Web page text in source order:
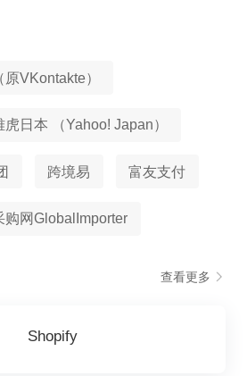
原VKontakte）
虎日本 （Yahoo! Japan）
跨境易 富友支付
购网GlobalImporter
查看更多
Shopify